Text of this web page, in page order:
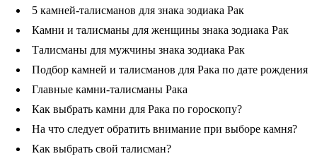
5 камней-талисманов для знака зодиака Рак
Камни и талисманы для женщины знака зодиака Рак
Талисманы для мужчины знака зодиака Рак
Подбор камней и талисманов для Рака по дате рождения
Главные камни-талисманы Рака
Как выбрать камни для Рака по гороскопу?
На что следует обратить внимание при выборе камня?
Как выбрать свой талисман?